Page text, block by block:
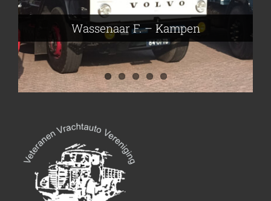
Wassenaar F. – Kampen
Nijmeier Erwin – Smilde
Hartog den Richard – Borculo